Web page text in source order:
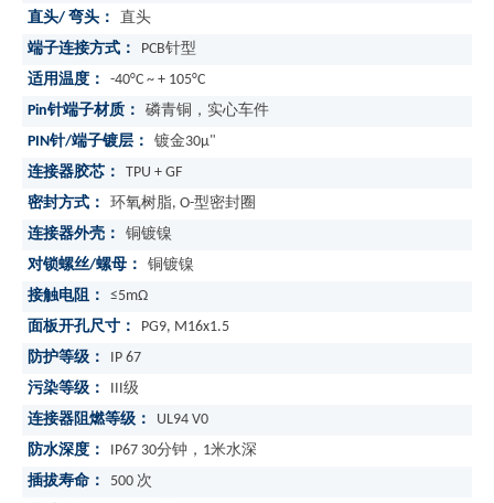
直头/ 弯头：
直头
端子连接方式：
PCB针型
适用温度：
-40°C ~ + 105°C
Pin针端子材质：
磷青铜，实心车件
PIN针/端子镀层：
镀金30μ"
连接器胶芯：
TPU + GF
密封方式：
环氧树脂, O-型密封圈
连接器外壳：
铜镀镍
对锁螺丝/螺母：
铜镀镍
接触电阻：
≤5mΩ
面板开孔尺寸：
PG9, M16x1.5
防护等级：
IP 67
污染等级：
III级
连接器阻燃等级：
UL94 V0
防水深度：
IP67 30分钟，1米水深
插拔寿命：
500 次